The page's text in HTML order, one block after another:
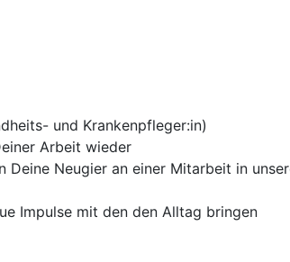
und Krankenpfleger:in)
Arbeit wieder
Neugier an einer Mitarbeit in
Impulse mit den den Alltag bringen